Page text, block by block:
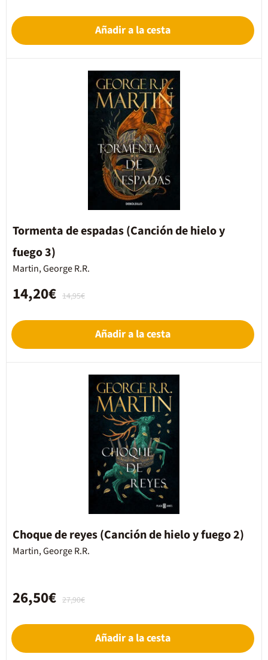
Añadir a la cesta
Tormenta de espadas (Canción de hielo y
fuego 3)
Martin, George R.R.
14,95€
14,20€
Añadir a la cesta
Choque de reyes (Canción de hielo y fuego 2)
Martin, George R.R.
27,90€
26,50€
Añadir a la cesta